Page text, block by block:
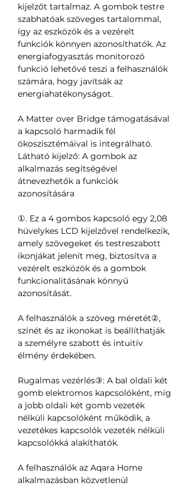
kijelzőt tartalmaz. A gombok testre
szabhatóak szöveges tartalommal,
így az eszközök és a vezérelt
funkciók könnyen azonosíthatók. Az
energiafogyasztás monitorozó
funkció lehetővé teszi a felhasználók
számára, hogy javítsák az
energiahatékonyságot.
A Matter over Bridge támogatásával
a kapcsoló harmadik fél
ökoszisztémáival is integrálható.
Látható kijelző: A gombok az
alkalmazás segítségével
átnevezhetők a funkciók
azonosítására
①. Ez a 4 gombos kapcsoló egy 2,08
hüvelykes LCD kijelzővel rendelkezik,
amely szövegeket és testreszabott
ikonjákat jelenít meg, biztosítva a
vezérelt eszközök és a gombok
funkcionalitásának könnyű
azonosítását.
A felhasználók a szöveg méretét②,
színét és az ikonokat is beállíthatják
a személyre szabott és intuitív
élmény érdekében.
Rugalmas vezérlés③: A bal oldali két
gomb elektromos kapcsolóként, míg
a jobb oldali két gomb vezeték
nélküli kapcsolóként működik, a
vezetékes kapcsolók vezeték nélküli
kapcsolókká alakíthatók.
A felhasználók az Aqara Home
alkalmazásban közvetlenül